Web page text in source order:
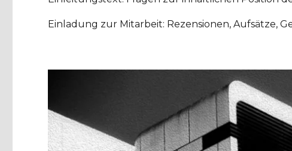
Einladung zur Mitarbeit: Rezensionen, Aufsätze,